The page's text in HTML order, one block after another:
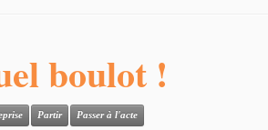
boulot !
Partir Passer à l'acte